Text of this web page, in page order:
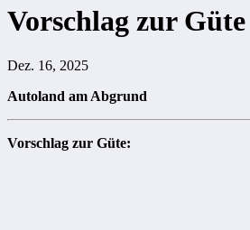
Vorschlag zur Güte
Dez. 16, 2025
Autoland am Abgrund
Vorschlag zur Güte: